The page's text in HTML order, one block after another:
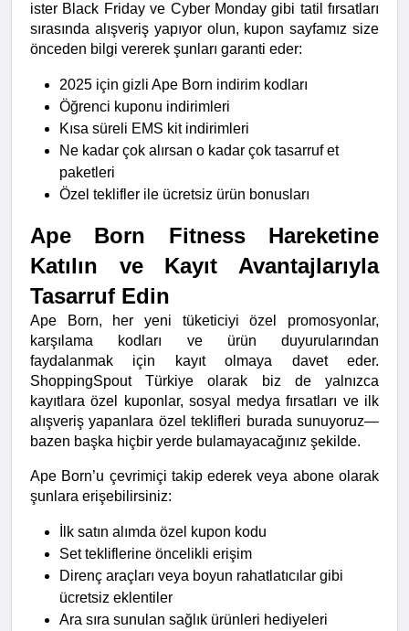
ister Black Friday ve Cyber Monday gibi tatil fırsatları
sırasında alışveriş yapıyor olun, kupon sayfamız size
önceden bilgi vererek şunları garanti eder:
2025 için gizli Ape Born indirim kodları
Öğrenci kuponu indirimleri
Kısa süreli EMS kit indirimleri
Ne kadar çok alırsan o kadar çok tasarruf et
paketleri
Özel teklifler ile ücretsiz ürün bonusları
Ape Born Fitness Hareketine
Katılın ve Kayıt Avantajlarıyla
Tasarruf Edin
Ape Born, her yeni tüketiciyi özel promosyonlar,
karşılama kodları ve ürün duyurularından
faydalanmak için kayıt olmaya davet eder.
ShoppingSpout Türkiye olarak biz de yalnızca
kayıtlara özel kuponlar, sosyal medya fırsatları ve ilk
alışveriş yapanlara özel teklifleri burada sunuyoruz—
bazen başka hiçbir yerde bulamayacağınız şekilde.
Ape Born’u çevrimiçi takip ederek veya abone olarak
şunlara erişebilirsiniz:
İlk satın alımda özel kupon kodu
Set tekliflerine öncelikli erişim
Direnç araçları veya boyun rahatlatıcılar gibi
ücretsiz eklentiler
Ara sıra sunulan sağlık ürünleri hediyeleri